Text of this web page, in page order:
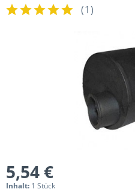
(1)
5,54 €
Inhalt: 1 Stück